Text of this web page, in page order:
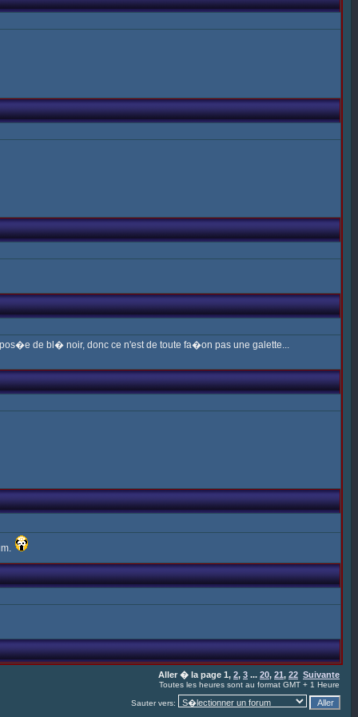
de bl� noir, donc ce n'est de toute fa�on pas une galette...
Aller � la page 1, 2, 3 ... 20, 21, 22 Suivante
Toutes les heures sont au format GMT + 1 Heure
Sauter vers: